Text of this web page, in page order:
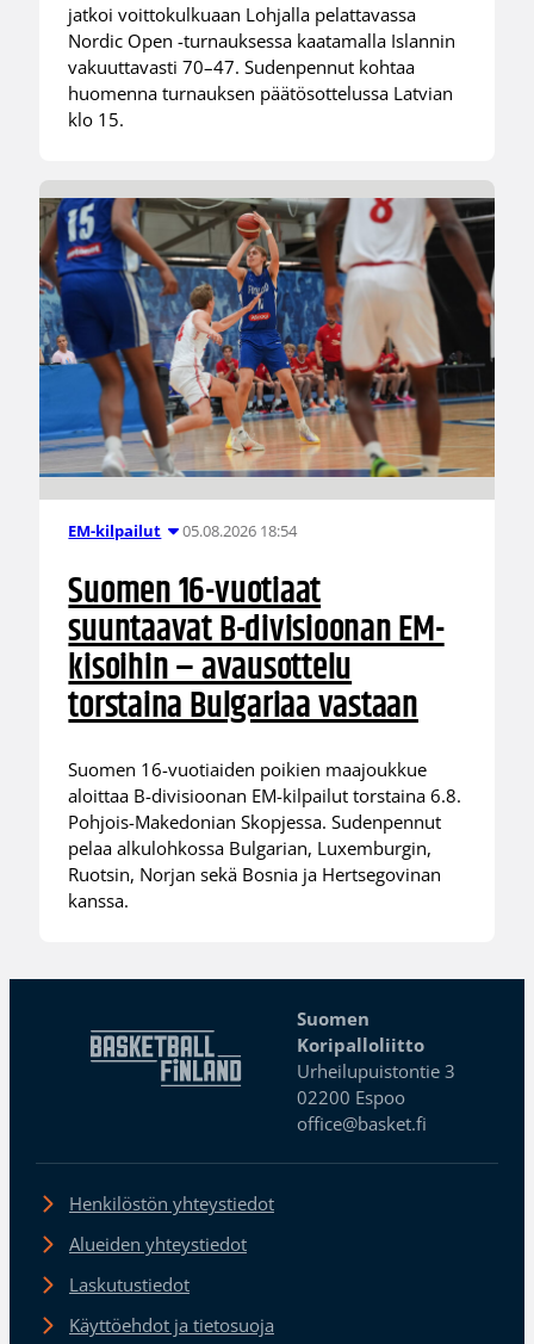
jatkoi voittokulkuaan Lohjalla pelattavassa
Nordic Open -turnauksessa kaatamalla Islannin
vakuuttavasti 70–47. Sudenpennut kohtaa
huomenna turnauksen päätösottelussa Latvian
klo 15.
EM-kilpailut 05.08.2026 18:54
Suomen 16-vuotiaat
suuntaavat B-divisioonan EM-
kisoihin – avausottelu
torstaina Bulgariaa vastaan
Suomen 16-vuotiaiden poikien maajoukkue
aloittaa B-divisioonan EM-kilpailut torstaina 6.8.
Pohjois-Makedonian Skopjessa. Sudenpennut
pelaa alkulohkossa Bulgarian, Luxemburgin,
Ruotsin, Norjan sekä Bosnia ja Hertsegovinan
kanssa.
Suomen
Koripalloliitto
Urheilupuistontie 3
02200 Espoo
office@basket.fi
Henkilöstön yhteystiedot
Alueiden yhteystiedot
Laskutustiedot
Käyttöehdot ja tietosuoja